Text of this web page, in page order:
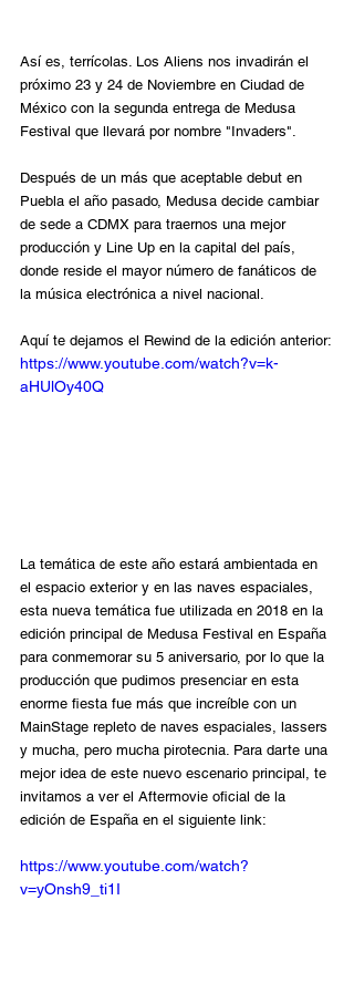
Así es, terrícolas. Los Aliens nos invadirán el
próximo 23 y 24 de Noviembre en Ciudad de
México con la segunda entrega de Medusa
Festival que llevará por nombre "Invaders".
Después de un más que aceptable debut en
Puebla el año pasado, Medusa decide cambiar
de sede a CDMX para traernos una mejor
producción y Line Up en la capital del país,
donde reside el mayor número de fanáticos de
la música electrónica a nivel nacional.
Aquí te dejamos el Rewind de la edición anterior:
https://www.youtube.com/watch?v=k-
aHUlOy40Q
La temática de este año estará ambientada en
el espacio exterior y en las naves espaciales,
esta nueva temática fue utilizada en 2018 en la
edición principal de Medusa Festival en España
para conmemorar su 5 aniversario, por lo que la
producción que pudimos presenciar en esta
enorme fiesta fue más que increíble con un
MainStage repleto de naves espaciales, lassers
y mucha, pero mucha pirotecnia. Para darte una
mejor idea de este nuevo escenario principal, te
invitamos a ver el Aftermovie oficial de la
edición de España en el siguiente link:
https://www.youtube.com/watch?
v=yOnsh9_ti1I